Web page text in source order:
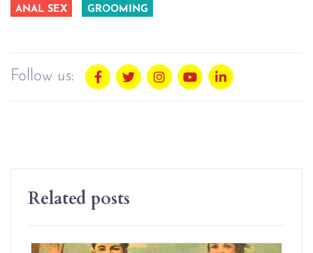
ANAL SEX GROOMING
Follow us:
Related posts